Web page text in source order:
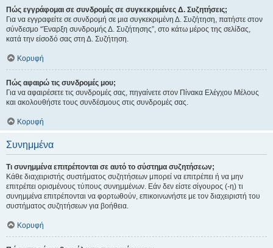
Πώς εγγράφομαι σε συνδρομές σε συγκεκριμένες Δ. Συζητήσεις;
Για να εγγραφείτε σε συνδρομή σε μια συγκεκριμένη Δ. Συζήτηση, πατήστε στον
σύνδεσμο “Έναρξη συνδρομής Δ. Συζήτησης”, στο κάτω μέρος της σελίδας,
κατά την είσοδό σας στη Δ. Συζήτηση.
Κορυφή
Πώς αφαιρώ τις συνδρομές μου;
Για να αφαιρέσετε τις συνδρομές σας, πηγαίνετε στον Πίνακα Ελέγχου Μέλους
και ακολουθήστε τους συνδέσμους στις συνδρομές σας.
Κορυφή
Συνημμένα
Τι συνημμένα επιτρέπονται σε αυτό το σύστημα συζητήσεων;
Κάθε διαχειριστής συστήματος συζητήσεων μπορεί να επιτρέπει ή να μην
επιτρέπει ορισμένους τύπους συνημμένων. Εάν δεν είστε σίγουρος (-η) τι
συνημμένα επιτρέπονται να φορτωθούν, επικοινωνήστε με τον διαχειριστή του
συστήματος συζητήσεων για βοήθεια.
Κορυφή